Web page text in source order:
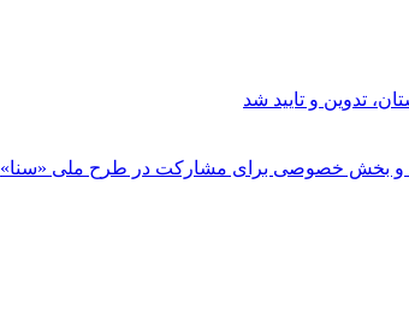
تدوین و تایید شد
و بخش خصوصی برای مشارکت در طرح ملی «سنا»